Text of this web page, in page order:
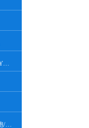
C8-D1A[ASTROCYTETYPEICLONE]小鼠小脑细胞
小鼠髓性白血病淋巴细胞/小鼠白血病G-CSF依赖性细胞